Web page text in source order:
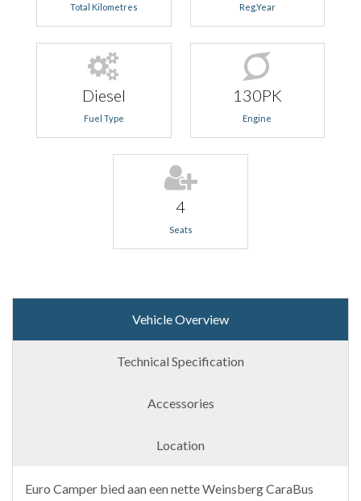
Total Kilometres Reg.Year
Diesel
Fuel Type
130PK
Engine
4
Seats
Vehicle Overview
Technical Specification
Accessories
Location
Euro Camper bied aan een nette Weinsberg CaraBus